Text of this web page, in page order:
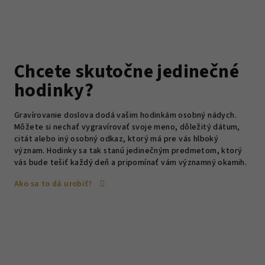
Chcete skutočne jedinečné
hodinky?
Gravírovanie doslova dodá vašim hodinkám osobný nádych.
Môžete si nechať vygravírovať svoje meno, dôležitý dátum,
citát alebo iný osobný odkaz, ktorý má pre vás hlboký
význam. Hodinky sa tak stanú jedinečným predmetom, ktorý
vás bude tešiť každý deň a pripomínať vám významný okamih.
Ako sa to dá urobiť?